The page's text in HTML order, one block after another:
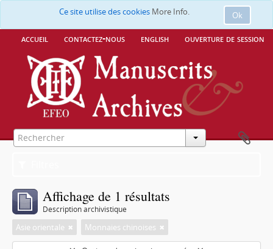
Ok
Ce site utilise des cookies More Info.
accueil contactez-nous english ouverture de session
Affichage de 1 résultats
Description archivistique
Asie orientale Monnaies chinoises